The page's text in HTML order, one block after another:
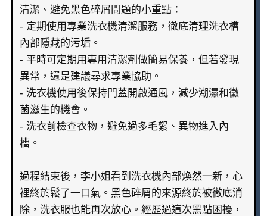
清潔、避免黑色碎屑問題的小重點：
- 定期使用專業洗衣機清潔服務，徹底清理洗衣槽
內部隱藏的污垢。
- 平時可定期用專用清潔劑做簡易保養，但若發現
異常，還是建議尋求專業協助。
- 洗衣機使用後保持門蓋開啟通風，減少潮濕和黴
菌滋生的機會。
- 洗衣前檢查衣物，避免過多毛絮、異物進入內
槽。
過程結束後，李小姐看到洗衣機內部煥然一新，心
裡終於鬆了一口氣。黑色碎屑的來源終於被徹底消
除，洗衣服也能再次放心。經歷過這次黑點困擾，